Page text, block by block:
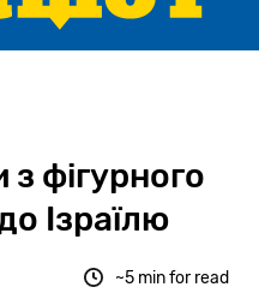
з фігурного
Ізраїлю
~5 min for read